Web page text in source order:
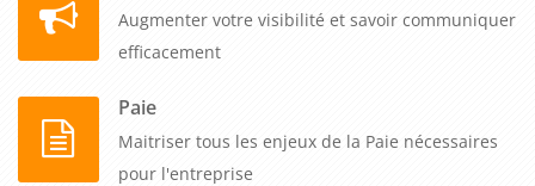
Augmenter votre visibilité et savoir communiquer
efficacement
Paie
Maitriser tous les enjeux de la Paie nécessaires
pour l'entreprise